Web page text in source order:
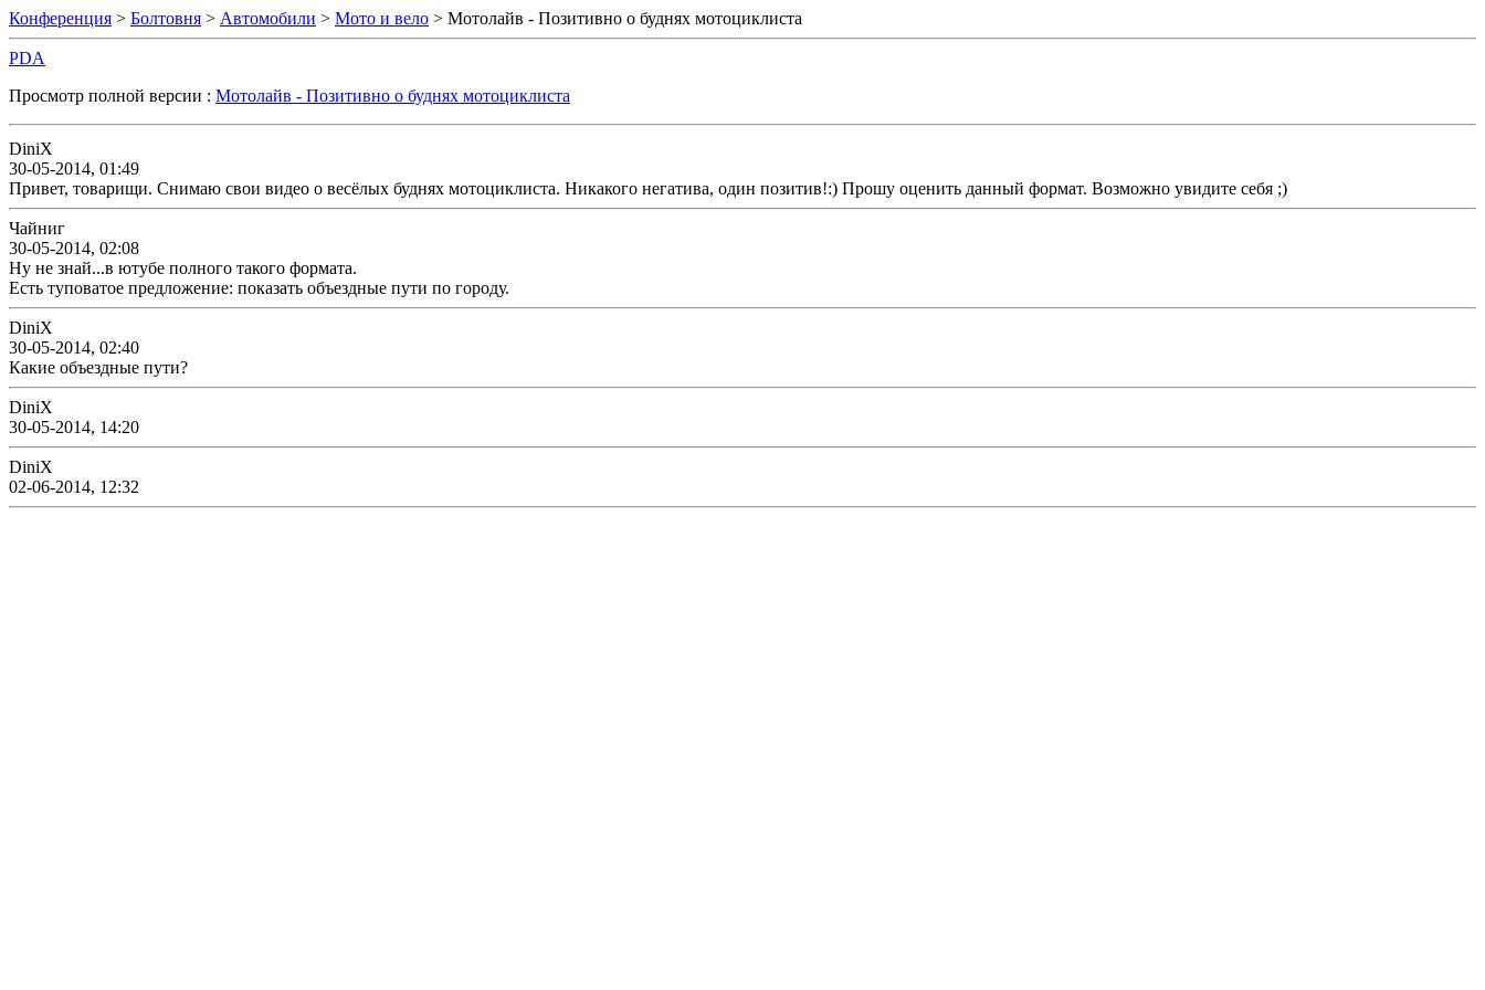
Конференция > Болтовня > Автомобили > Мото и вело > Мотолайв - Позитивно о буднях мотоциклиста
PDA
Просмотр полной версии : Мотолайв - Позитивно о буднях мотоциклиста
DiniX
30-05-2014, 01:49
Привет, товарищи. Снимаю свои видео о весёлых буднях мотоциклиста. Никакого негатива, один позитив!:) Прошу оценить данный формат. Возможно увидите себя ;)
Чайниг
30-05-2014, 02:08
Ну не знай...в ютубе полного такого формата.
Есть туповатое предложение: показать объездные пути по городу.
DiniX
30-05-2014, 02:40
Какие объездные пути?
DiniX
30-05-2014, 14:20
DiniX
02-06-2014, 12:32